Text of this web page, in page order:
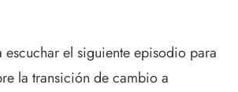
el siguiente episodio para
la transición de cambio a